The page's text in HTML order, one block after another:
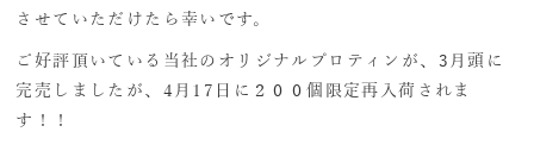
させていただけたら幸いです。
ご好評頂いている当社のオリジナルプロティンが、3月頭に
完売しましたが、4月17日に２００個限定再入荷されま
す！！